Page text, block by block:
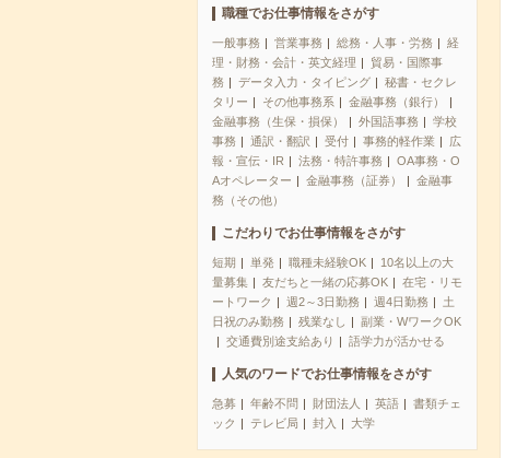
職種でお仕事情報をさがす
一般事務 営業事務 総務・人事・労務
経
理・財務・会計・英文経理
貿易・国際事
務
データ入力・タイピング
秘書・セクレ
タリー
その他事務系
金融事務（銀行）
金融事務（生保・損保）
外国語事務
学校
事務
通訳・翻訳 受付 事務的軽作業
広
報・宣伝・IR
法務・特許事務
OA事務・O
Aオペレーター
金融事務（証券）
金融事
務（その他）
こだわりでお仕事情報をさがす
短期 単発 職種未経験OK
10名以上の大
量募集
友だちと一緒の応募OK
在宅・リモ
ートワーク
週2～3日勤務 週4日勤務
土
日祝のみ勤務
残業なし
副業・WワークOK
交通費別途支給あり
語学力が活かせる
人気のワードでお仕事情報をさがす
急募 年齢不問 財団法人 英語
書類チェ
ック
テレビ局 封入 大学